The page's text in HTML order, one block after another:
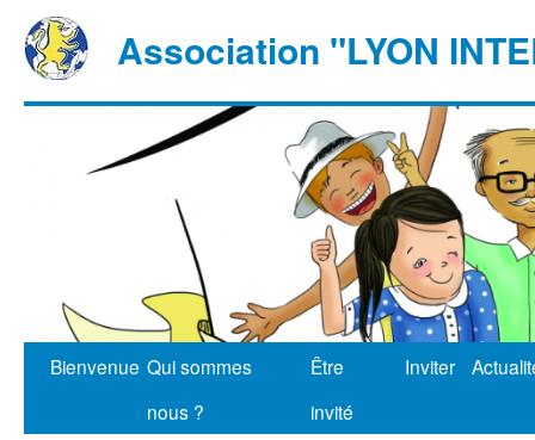
Association "LYON
Bienvenue Qui sommes
nous ?
Être
invité
Inviter